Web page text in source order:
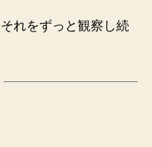
れをずっと観察し続